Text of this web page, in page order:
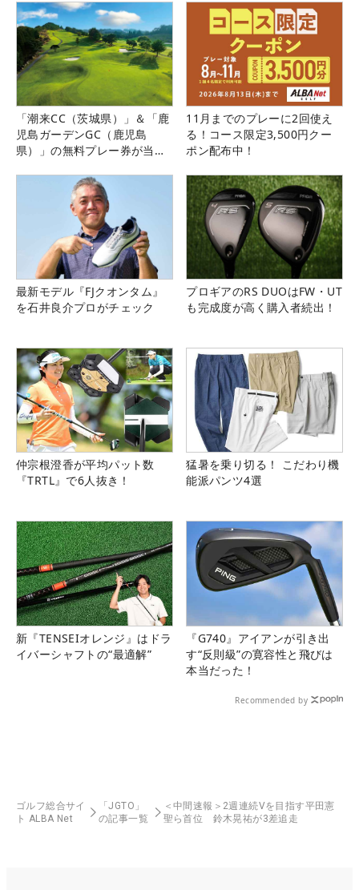
「潮来CC（茨城県）」＆「鹿
児島ガーデンGC（鹿児島
県）」の無料プレー券が当た
11月までのプレーに2回使え
る！コース限定3,500円クー
ポン配布中！
最新モデル『FJクオンタム』
を石井良介プロがチェック
プロギアのRS DUOはFW・UT
も完成度が高く購入者続出！
仲宗根澄香が平均パット数
『TRTL』で6人抜き！
猛暑を乗り切る！ こだわり機
能派パンツ4選
新『TENSEIオレンジ』はドラ
イバーシャフトの“最適解”
『G740』アイアンが引き出
す“反則級”の寛容性と飛びは
本当だった！
Recommended by
ゴルフ総合サイ
ト ALBA Net
「JGTO」
の記事一覧
＜中間速報＞2週連続Vを目指す平田憲
聖ら首位 鈴木晃祐が3差追走